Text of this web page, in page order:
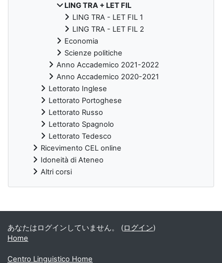
LING TRA + LET FIL
LING TRA - LET FIL 1
LING TRA - LET FIL 2
Economia
Scienze politiche
Anno Accademico 2021-2022
Anno Accademico 2020-2021
Lettorato Inglese
Lettorato Portoghese
Lettorato Russo
Lettorato Spagnolo
Lettorato Tedesco
Ricevimento CEL online
Idoneità di Ateneo
Altri corsi
補助ブロック
あなたはログインしていません。 (ログイン)
Home
Centro Linguistico Home